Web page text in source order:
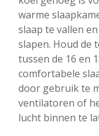
warme
slaap te vallen
slapen. Houd de
tussen de 16 en
comfortabele
door gebruik te
ventilatoren of
lucht binnen te